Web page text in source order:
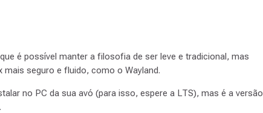
é possível manter a filosofia de ser leve e tradicional, mas
seguro e fluido, como o Wayland.
no PC da sua avó (para isso, espere a LTS), mas é a versão